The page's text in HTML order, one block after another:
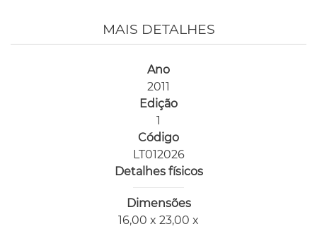
MAIS DETALHES
Ano
2011
Edição
1
Código
LT012026
Detalhes físicos
Dimensões
16,00 x 23,00 x